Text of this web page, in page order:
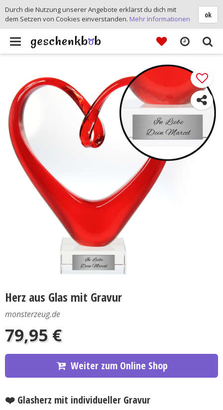
Toggle
Herz aus Glas mit Gravur
monsterzeug.de
79,95 €
Weiter zum Online Shop
❤️ Glasherz mit individueller Gravur
ok
Durch die Nutzung unserer Angebote erklärst du dich mit
dem Setzen von Cookies einverstanden. Mehr Informationen